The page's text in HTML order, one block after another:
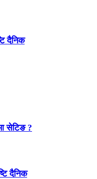
दैनिक
सेटिङ ?
दैनिक